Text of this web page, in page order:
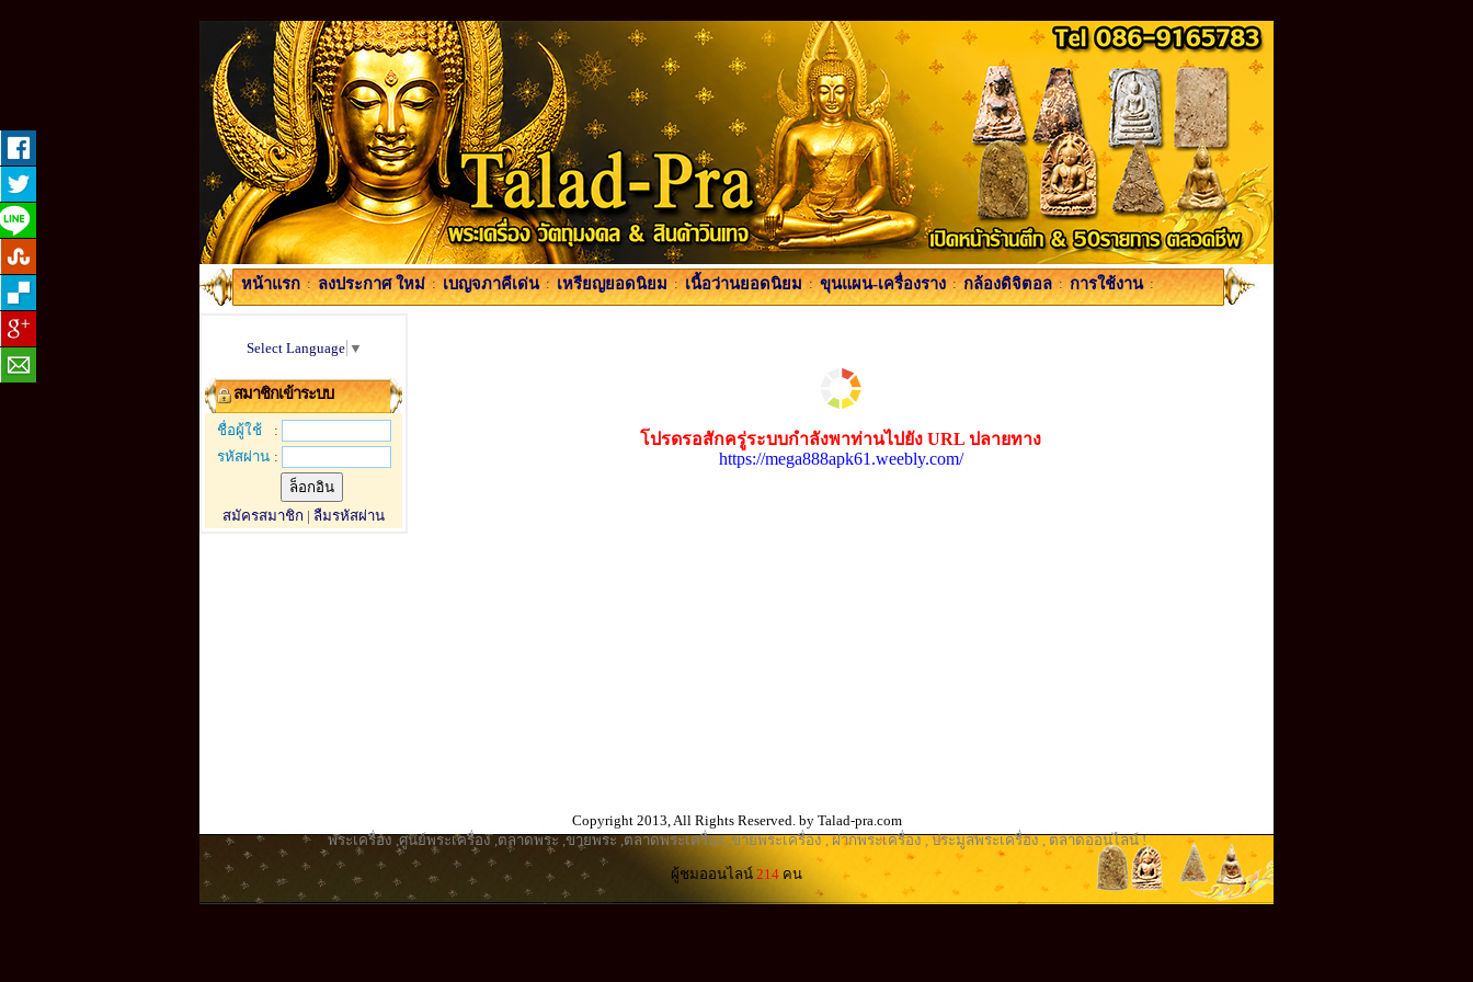
หน้าแรก : ลงประกาศ ใหม่ : เบญจภาคีเด่น : เหรียญยอดนิยม : เนื้อว่านยอดนิยม : ขุนแผน-เครื่องราง : กล้องดิจิตอล : การใช้งาน :
Select Language ▼
สมาชิกเข้าระบบ
ชื่อผู้ใช้
:
รหัสผ่าน :
สมัครสมาชิก | ลืมรหัสผ่าน
โปรดรอสักครู่ระบบกำลังพาท่านไปยัง URL ปลายทาง
https://mega888apk61.weebly.com/
Copyright 2013, All Rights Reserved. by Talad-pra.com
พระเครื่อง ,ศูนย์พระเครื่อง,ตลาดพระ ,ขายพระ ,ตลาดพระเครื่อง ,ขายพระเครื่อง, ฝากพระเครื่อง, ประมูลพระเครื่อง , ตลาดออนไลน์ !
ผู้ชมออนไลน์ 214 คน